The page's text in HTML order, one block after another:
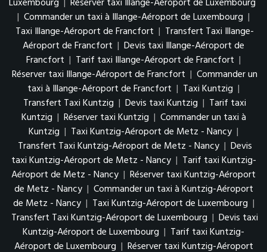
Luxembourg | Réserver taxi Illange-Aéroport de Luxembourg
| Commander un taxi à Illange-Aéroport de Luxembourg |
Taxi Illange-Aéroport de Francfort | Transfert Taxi Illange-
Aéroport de Francfort | Devis taxi Illange-Aéroport de
Francfort | Tarif taxi Illange-Aéroport de Francfort |
Réserver taxi Illange-Aéroport de Francfort | Commander un
taxi à Illange-Aéroport de Francfort | Taxi Kuntzig |
Transfert Taxi Kuntzig | Devis taxi Kuntzig | Tarif taxi
Kuntzig | Réserver taxi Kuntzig | Commander un taxi à
Kuntzig | Taxi Kuntzig-Aéroport de Metz - Nancy |
Transfert Taxi Kuntzig-Aéroport de Metz - Nancy | Devis
taxi Kuntzig-Aéroport de Metz - Nancy | Tarif taxi Kuntzig-
Aéroport de Metz - Nancy | Réserver taxi Kuntzig-Aéroport
de Metz - Nancy | Commander un taxi à Kuntzig-Aéroport
de Metz - Nancy | Taxi Kuntzig-Aéroport de Luxembourg |
Transfert Taxi Kuntzig-Aéroport de Luxembourg | Devis taxi
Kuntzig-Aéroport de Luxembourg | Tarif taxi Kuntzig-
Aéroport de Luxembourg | Réserver taxi Kuntzig-Aéroport